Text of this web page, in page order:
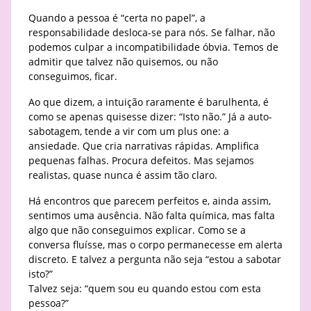
Quando a pessoa é “certa no papel”, a
responsabilidade desloca-se para nós. Se falhar, não
podemos culpar a incompatibilidade óbvia. Temos de
admitir que talvez não quisemos, ou não
conseguimos, ficar.
Ao que dizem, a intuição raramente é barulhenta, é
como se apenas quisesse dizer: “Isto não.” Já a auto-
sabotagem, tende a vir com um plus one: a
ansiedade. Que cria narrativas rápidas. Amplifica
pequenas falhas. Procura defeitos. Mas sejamos
realistas, quase nunca é assim tão claro.
Há encontros que parecem perfeitos e, ainda assim,
sentimos uma ausência. Não falta química, mas falta
algo que não conseguimos explicar. Como se a
conversa fluísse, mas o corpo permanecesse em alerta
discreto. E talvez a pergunta não seja “estou a sabotar
isto?”
Talvez seja: “quem sou eu quando estou com esta
pessoa?”